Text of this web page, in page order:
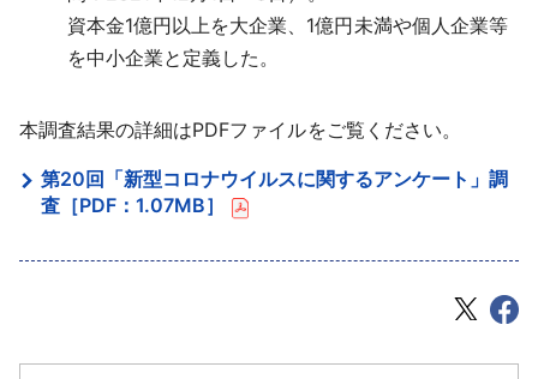
資本金1億円以上を大企業、1億円未満や個人企業等
を中小企業と定義した。
本調査結果の詳細はPDFファイルをご覧ください。
第20回「新型コロナウイルスに関するアンケート」調
査［PDF：1.07MB］